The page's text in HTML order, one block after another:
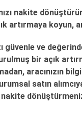
nakite
artırmaya koyun,
güvenle ve
bir açık
aracınızın
satın
nakite